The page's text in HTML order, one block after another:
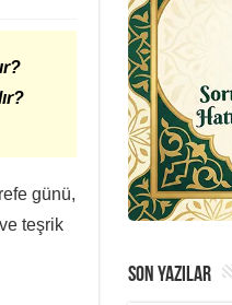
günü,
teşrik
SON YAZILAR